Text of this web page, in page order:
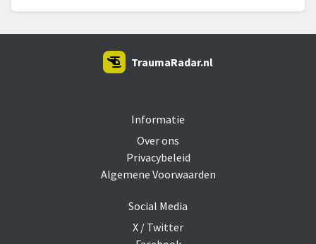
Informatie
Over ons
Privacybeleid
Algemene Voorwaarden
Social Media
X / Twitter
TraumaRadar.nl